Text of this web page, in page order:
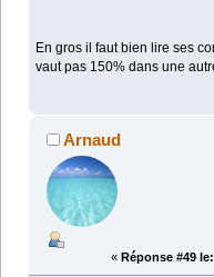
En gros il faut bien lire ses
vaut pas 150% dans une
Arnaud
« Réponse #49 le: